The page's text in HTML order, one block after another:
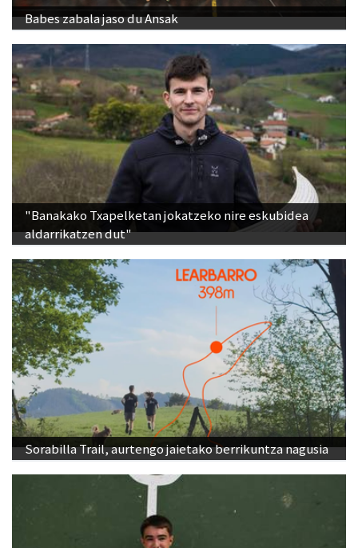
Babes zabala jaso du Ansak
"Banakako Txapelketan jokatzeko nire eskubidea
aldarrikatzen dut"
Sorabilla Trail, aurtengo jaietako berrikuntza nagusia